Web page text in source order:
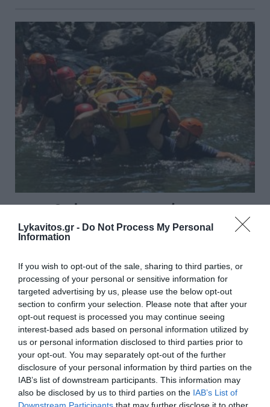
Lykavitos.gr - Do Not Process My Personal
Information
If you wish to opt-out of the sale, sharing to third parties, or
processing of your personal or sensitive information for
targeted advertising by us, please use the below opt-out
section to confirm your selection. Please note that after your
opt-out request is processed you may continue seeing
interest-based ads based on personal information utilized by
us or personal information disclosed to third parties prior to
your opt-out. You may separately opt-out of the further
disclosure of your personal information by third parties on the
IAB’s list of downstream participants. This information may
also be disclosed by us to third parties on the IAB’s List of
Downstream Participants that may further disclose it to other
Σαμοθράκη: Τραυματίστηκε στο
κεφάλι 15χρονη στη Γριά Βάθρα -
Επιχείρηση διάσωσης από την
Πυροσβεστική
Επιχείρηση διάσωσης πραγματοποίησαν
πυροσβέστες για 15χρονη που τραυματίστηκε στο
κεφάλι στη θέση Γριά Βάθρα της Σαμοθράκης. Το
κέντρο επιχειρήσεων της Πυροσβεστικής
ενημερώθηκε το πρωί για το περιστατικό. ...
17:20 | 06 Αυγούστου 2026 Ελλάδα